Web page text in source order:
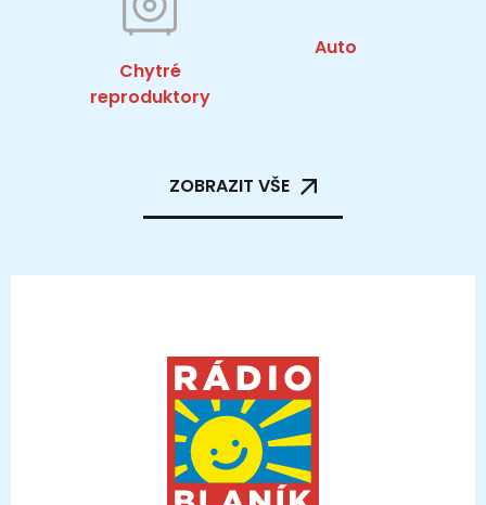
Chytré
reproduktory
Auto
ZOBRAZIT VŠE